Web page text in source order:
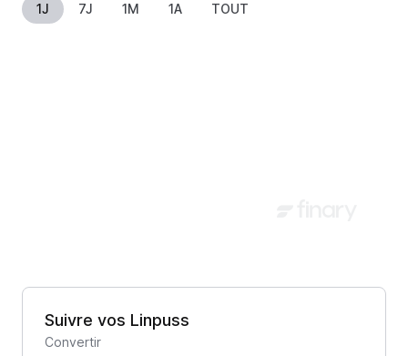
1J 7J 1M 1A TOUT
Suivre vos Linpuss
Convertir